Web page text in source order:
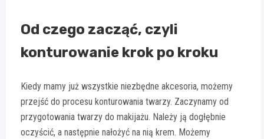
Od czego zacząć, czyli
konturowanie krok po kroku
Kiedy mamy już wszystkie niezbędne akcesoria, możemy
przejść do procesu konturowania twarzy. Zaczynamy od
przygotowania twarzy do makijażu. Należy ją dogłębnie
oczyścić, a następnie nałożyć na nią krem. Możemy